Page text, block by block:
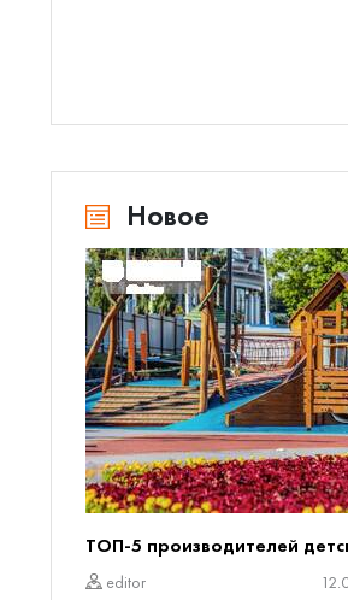
Новое
ТОП-5 производителей
editor